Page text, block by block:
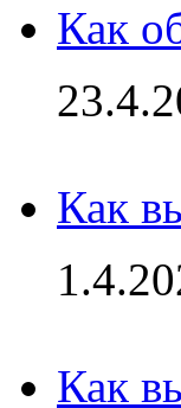
Как
Как
Как